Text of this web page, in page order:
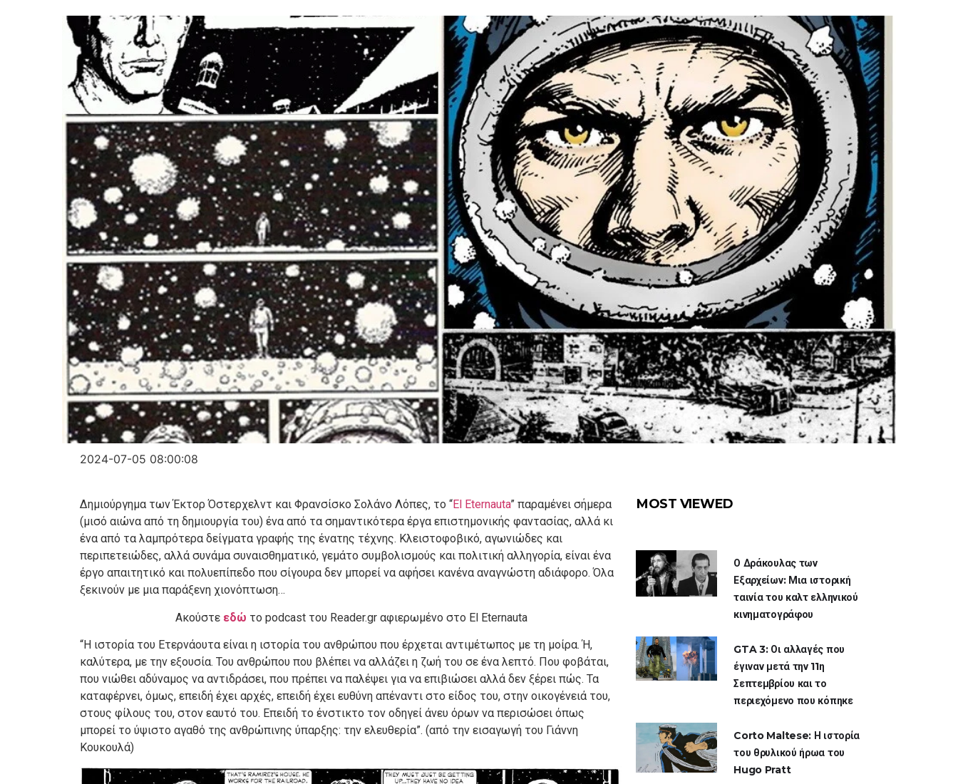
2024-07-05 08:00:08
Δημιούργημα των Έκτορ Όστερχελντ και Φρανσίσκο Σολάνο Λόπες, το “El Eternauta” παραμένει σήμερα
(μισό αιώνα από τη δημιουργία του) ένα από τα σημαντικότερα έργα επιστημονικής φαντασίας, αλλά κι
ένα από τα λαμπρότερα δείγματα γραφής της ένατης τέχνης. Κλειστοφοβικό, αγωνιώδες και
περιπετειώδες, αλλά συνάμα συναισθηματικό, γεμάτο συμβολισμούς και πολιτική αλληγορία, είναι ένα
έργο απαιτητικό και πολυεπίπεδο που σίγουρα δεν μπορεί να αφήσει κανένα αναγνώστη αδιάφορο. Όλα
ξεκινούν με μια παράξενη χιονόπτωση…
Ακούστε εδώ το podcast του Reader.gr αφιερωμένο στο El Eternauta
“Η ιστορία του Ετερνάουτα είναι η ιστορία του ανθρώπου που έρχεται αντιμέτωπος με τη μοίρα. Ή,
καλύτερα, με την εξουσία. Του ανθρώπου που βλέπει να αλλάζει η ζωή του σε ένα λεπτό. Που φοβάται,
που νιώθει αδύναμος να αντιδράσει, που πρέπει να παλέψει για να επιβιώσει αλλά δεν ξέρει πώς. Τα
καταφέρνει, όμως, επειδή έχει αρχές, επειδή έχει ευθύνη απέναντι στο είδος του, στην οικογένειά του,
στους φίλους του, στον εαυτό του. Επειδή το ένστικτο τον οδηγεί άνευ όρων να περισώσει όπως
μπορεί το ύψιστο αγαθό της ανθρώπινης ύπαρξης: την ελευθερία”. (από την εισαγωγή του Γιάννη
Κουκουλά)
MOST VIEWED
Ο Δράκουλας των
Εξαρχείων: Μια ιστορική
ταινία του καλτ ελληνικού
κινηματογράφου
GTA 3: Οι αλλαγές που
έγιναν μετά την 11η
Σεπτεμβρίου και το
περιεχόμενο που κόπηκε
Corto Maltese: Η ιστορία
του θρυλικού ήρωα του
Hugo Pratt